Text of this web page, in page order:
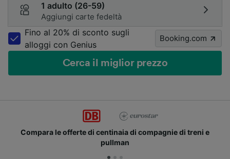
1 adulto (26-59)
Aggiungi carte fedeltà
Fino al 20% di sconto sugli
alloggi con Genius
Booking.com
Cerca il miglior prezzo
Compara le offerte di centinaia di compagnie di treni e
pullman